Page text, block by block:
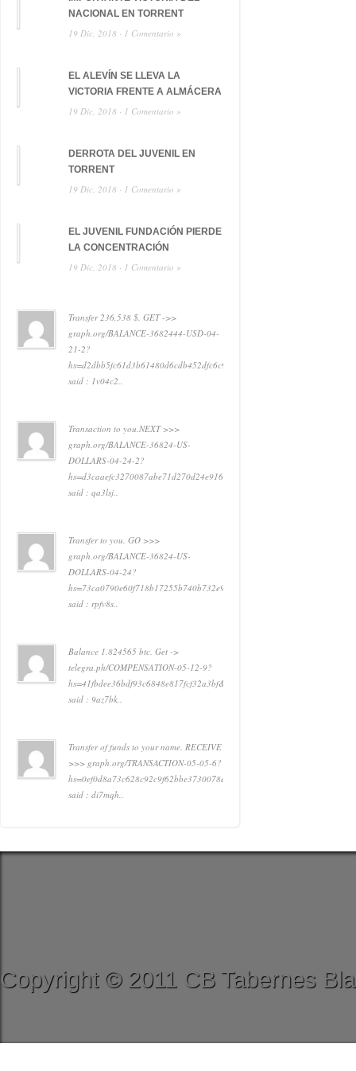
NACIONAL EN TORRENT
19 Dic, 2018 · 1 Comentario »
EL ALEVÍN SE LLEVA LA
VICTORIA FRENTE A ALMÁCERA
19 Dic, 2018 · 1 Comentario »
DERROTA DEL JUVENIL EN
TORRENT
19 Dic, 2018 · 1 Comentario »
EL JUVENIL FUNDACIÓN PIERDE
LA CONCENTRACIÓN
19 Dic, 2018 · 1 Comentario »
Transfer 236,538 $. GET ->>
graph.org/BALANCE-3682444-USD-04-
21-2?
hs=d2dbb5fc61d3b61480d6cdb452dfc6c9&
said : 1v04c2..
Transaction to you.NEXT >>>
graph.org/BALANCE-36824-US-
DOLLARS-04-24-2?
hs=d3caaefc3270087abe71d270d24e916e&
said : qa3lsj..
Transfer to you. GO >>>
graph.org/BALANCE-36824-US-
DOLLARS-04-24?
hs=73ca0790e60f718b17255b740b732e91&
said : rpfv8s..
Balance 1.824565 btc. Get ->
telegra.ph/COMPENSATION-05-12-9?
hs=41fbdee36bdf93c6848e817fcf32a3bf&
said : 9az7bk..
Transfer of funds to your name. RECEIVE
>>> graph.org/TRANSACTION-05-05-6?
hs=0ef0d8a73c628c92c9f62bbe3730078e&
said : di7mqh..
Copyright © 2011 CB Tabernes